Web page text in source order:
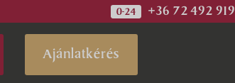
+36 72 492 919
Ajánlatkérés